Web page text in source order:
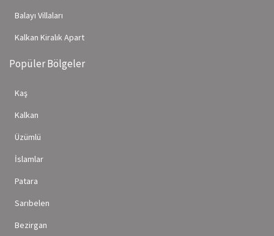
Balayı Villaları
Kalkan Kiralık Apart
Popüler Bölgeler
Kaş
Kalkan
Üzümlü
İslamlar
Patara
Sarıbelen
Bezirgan